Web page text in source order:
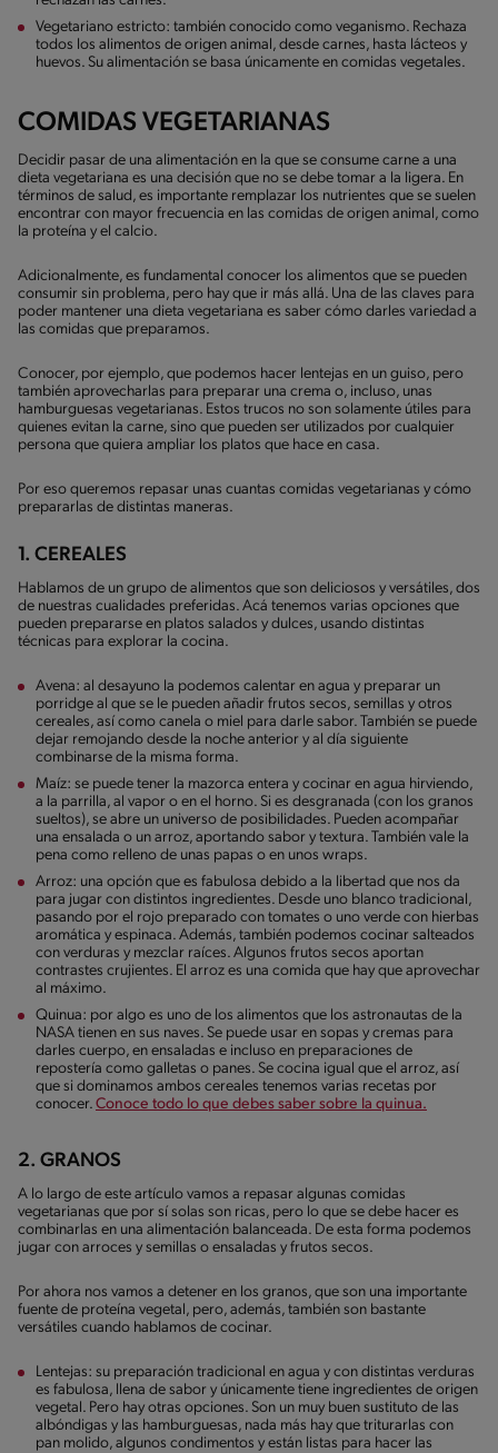
Vegetariano estricto: también conocido como veganismo. Rechaza
todos los alimentos de origen animal, desde carnes, hasta lácteos y
huevos. Su alimentación se basa únicamente en comidas vegetales.
COMIDAS VEGETARIANAS
Decidir pasar de una alimentación en la que se consume carne a una
dieta vegetariana es una decisión que no se debe tomar a la ligera. En
términos de salud, es importante remplazar los nutrientes que se suelen
encontrar con mayor frecuencia en las comidas de origen animal, como
la proteína y el calcio.
Adicionalmente, es fundamental conocer los alimentos que se pueden
consumir sin problema, pero hay que ir más allá. Una de las claves para
poder mantener una dieta vegetariana es saber cómo darles variedad a
las comidas que preparamos.
Conocer, por ejemplo, que podemos hacer lentejas en un guiso, pero
también aprovecharlas para preparar una crema o, incluso, unas
hamburguesas vegetarianas. Estos trucos no son solamente útiles para
quienes evitan la carne, sino que pueden ser utilizados por cualquier
persona que quiera ampliar los platos que hace en casa.
Por eso queremos repasar unas cuantas comidas vegetarianas y cómo
prepararlas de distintas maneras.
1. CEREALES
Hablamos de un grupo de alimentos que son deliciosos y versátiles, dos
de nuestras cualidades preferidas. Acá tenemos varias opciones que
pueden prepararse en platos salados y dulces, usando distintas
técnicas para explorar la cocina.
Avena: al desayuno la podemos calentar en agua y preparar un
porridge al que se le pueden añadir frutos secos, semillas y otros
cereales, así como canela o miel para darle sabor. También se puede
dejar remojando desde la noche anterior y al día siguiente
combinarse de la misma forma.
Maíz: se puede tener la mazorca entera y cocinar en agua hirviendo,
a la parrilla, al vapor o en el horno. Si es desgranada (con los granos
sueltos), se abre un universo de posibilidades. Pueden acompañar
una ensalada o un arroz, aportando sabor y textura. También vale la
pena como relleno de unas papas o en unos wraps.
Arroz: una opción que es fabulosa debido a la libertad que nos da
para jugar con distintos ingredientes. Desde uno blanco tradicional,
pasando por el rojo preparado con tomates o uno verde con hierbas
aromática y espinaca. Además, también podemos cocinar salteados
con verduras y mezclar raíces. Algunos frutos secos aportan
contrastes crujientes. El arroz es una comida que hay que aprovechar
al máximo.
Quinua: por algo es uno de los alimentos que los astronautas de la
NASA tienen en sus naves. Se puede usar en sopas y cremas para
darles cuerpo, en ensaladas e incluso en preparaciones de
repostería como galletas o panes. Se cocina igual que el arroz, así
que si dominamos ambos cereales tenemos varias recetas por
conocer. Conoce todo lo que debes saber sobre la quinua.
2. GRANOS
A lo largo de este artículo vamos a repasar algunas comidas
vegetarianas que por sí solas son ricas, pero lo que se debe hacer es
combinarlas en una alimentación balanceada. De esta forma podemos
jugar con arroces y semillas o ensaladas y frutos secos.
Por ahora nos vamos a detener en los granos, que son una importante
fuente de proteína vegetal, pero, además, también son bastante
versátiles cuando hablamos de cocinar.
Lentejas: su preparación tradicional en agua y con distintas verduras
es fabulosa, llena de sabor y únicamente tiene ingredientes de origen
vegetal. Pero hay otras opciones. Son un muy buen sustituto de las
albóndigas y las hamburguesas, nada más hay que triturarlas con
pan molido, algunos condimentos y están listas para hacer las